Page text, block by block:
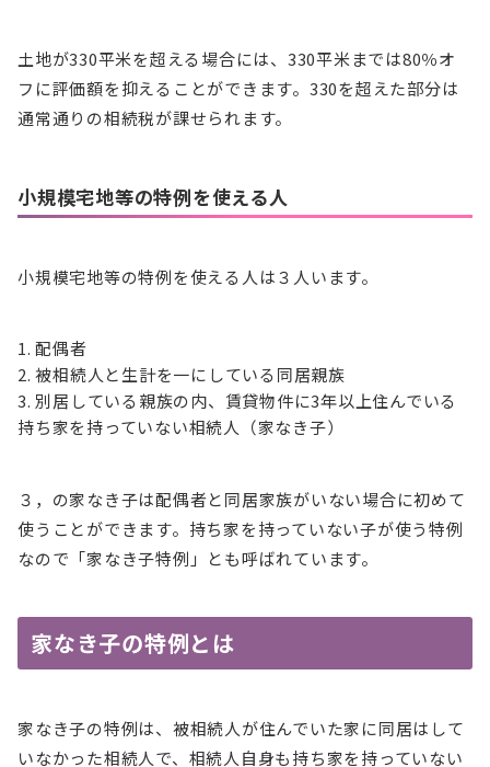
土地が330平米を超える場合には、330平米までは80％オ
フに評価額を抑えることができます。330を超えた部分は
通常通りの相続税が課せられます。
小規模宅地等の特例を使える人
小規模宅地等の特例を使える人は３人います。
配偶者
被相続人と生計を一にしている同居親族
別居している親族の内、賃貸物件に3年以上住んでいる
持ち家を持っていない相続人（家なき子）
３，の家なき子は配偶者と同居家族がいない場合に初めて
使うことができます。持ち家を持っていない子が使う特例
なので「家なき子特例」とも呼ばれています。
家なき子の特例とは
家なき子の特例は、被相続人が住んでいた家に同居はして
いなかった相続人で、相続人自身も持ち家を持っていない